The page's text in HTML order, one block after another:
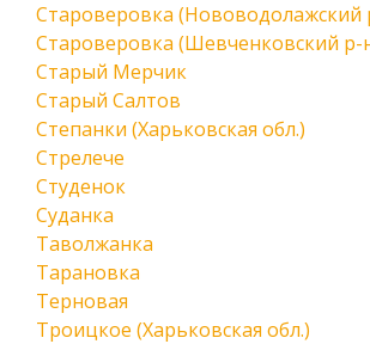
Староверовка (Нововодолажский
Староверовка (Шевченковский р-
Старый Мерчик
Старый Салтов
Степанки (Харьковская обл.)
Стрелече
Студенок
Суданка
Таволжанка
Тарановка
Терновая
Троицкое (Харьковская обл.)